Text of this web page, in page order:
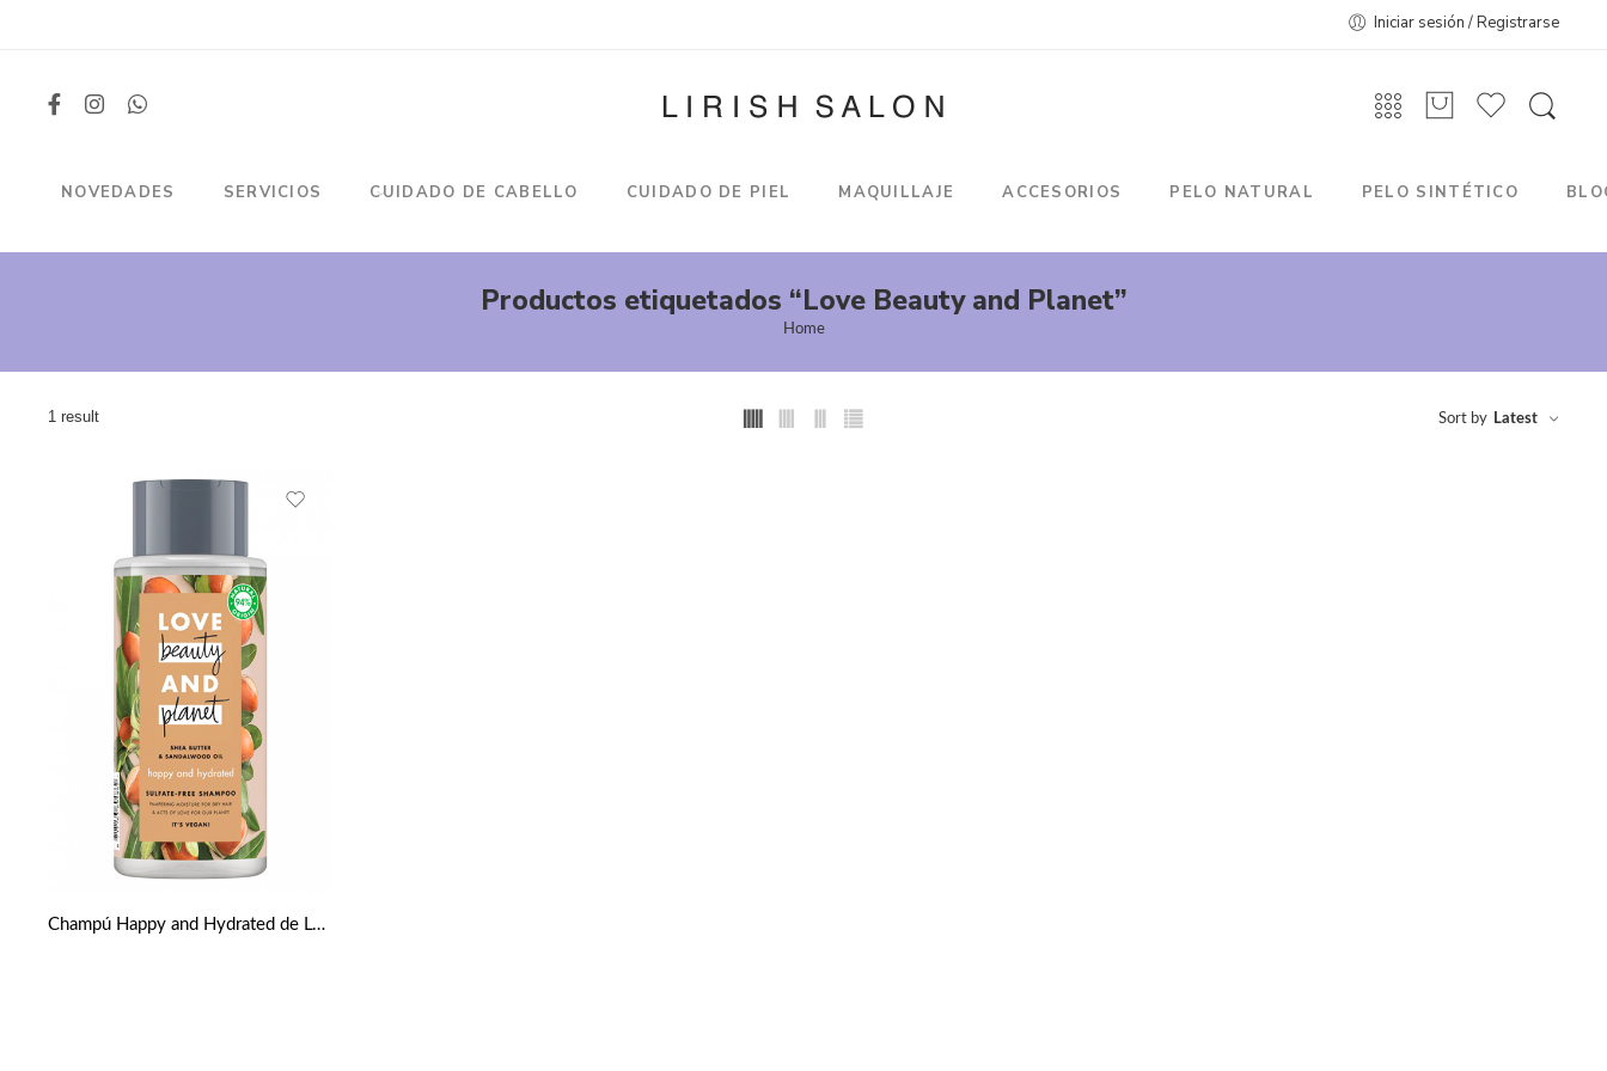
Iniciar sesión / Registrarse
NOVEDADES SERVICIOS CUIDADO DE CABELLO CUIDADO DE PIEL MAQUILLAJE ACCESORIOS PELO NATURAL PELO SINTÉTICO
Productos etiquetados “Love Beauty and Planet”
Home
1 result Sort by Latest
Champú Happy and Hydrated de Love Beauty and Planet